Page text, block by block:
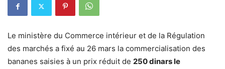
Le ministère du Commerce intérieur et de la Régulation
des marchés a fixé au 26 mars la commercialisation des
bananes saisies à un prix réduit de 250 dinars le